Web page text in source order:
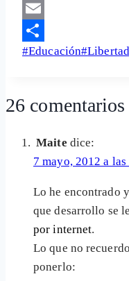
LinkedIn
Email
Share
Etiquetas
entrada:
#Educación#Libertad
26 comentarios
Maite dice:
7 mayo, 2012 a las
Lo he encontrado
que desarrollo se
por internet.
Lo que no
ponerlo: